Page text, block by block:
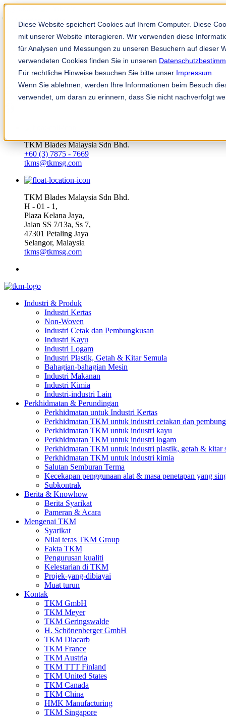
Diese Website speichert Cookies auf Ihrem Computer. Diese
mit unserer Website interagieren. Wir verwenden diese
für Analysen und Messungen zu unseren Besuchern auf dieser
verwendeten Cookies finden Sie in unseren
Für rechtliche Hinweise besuchen Sie bitte unser Impressum
Wenn Sie ablehnen, werden Ihre Informationen beim Besuch
verwendet, um daran zu erinnern, dass Sie nicht nachverfolgt
Solution Finder
TKM App
ms
TKM Blades Malaysia Sdn Bhd.
+60 (3) 7875 - 7669
tkms@tkmsg.com
TKM Blades Malaysia Sdn Bhd.
H - 01 - 1,
Plaza Kelana Jaya,
Jalan SS 7/13a, Ss 7,
47301 Petaling Jaya
Selangor, Malaysia
tkms@tkmsg.com
Industri & Produk
Industri Kertas
Non-Woven
Industri Cetak dan Pembungkusan
Industri Kayu
Industri Logam
Industri Plastik, Getah & Kitar Semula
Bahagian-bahagian Mesin
Industri Makanan
Industri Kimia
Industri-industri Lain
Perkhidmatan & Perundingan
Perkhidmatan untuk Industri Kertas
Perkhidmatan TKM untuk industri cetakan dan
Perkhidmatan TKM untuk industri kayu
Perkhidmatan TKM untuk industri logam
Perkhidmatan TKM untuk industri plastik, getah & kitar
Perkhidmatan TKM untuk industri kimia
Salutan Semburan Terma
Kecekapan penggunaan alat & masa penetapan yang
Subkontrak
Berita & Knowhow
Berita Syarikat
Pameran & Acara
Mengenai TKM
Syarikat
Nilai teras TKM Group
Fakta TKM
Pengurusan kualiti
Kelestarian di TKM
Projek-yang-dibiayai
Muat turun
Kontak
TKM GmbH
TKM Meyer
TKM Geringswalde
H. Schönenberger GmbH
TKM Diacarb
TKM France
TKM Austria
TKM TTT Finland
TKM United States
TKM Canada
TKM China
HMK Manufacturing
TKM Singapore